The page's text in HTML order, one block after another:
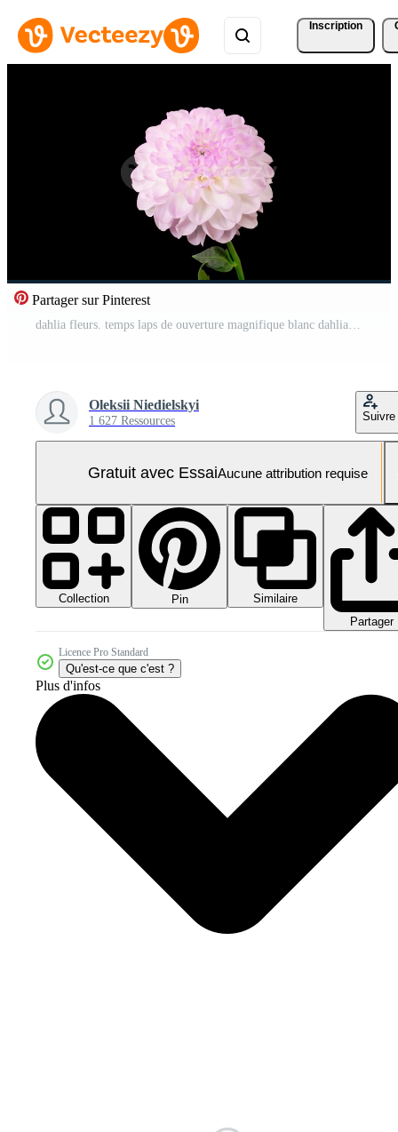
Inscription
Partager sur Pinterest
dahlia fleurs. temps laps de ouverture magnifique blanc dahlia fleur sur noir Contexte. 4k. Vidéo Pro
Oleksii Niedielskyi
1 627 Ressources Suivre
Gratuit avec EssaiAucune attribution requise
Collection Pin
Similaire
Partager
Licence Pro Standard
Qu'est-ce que c'est ?
Plus d'infos